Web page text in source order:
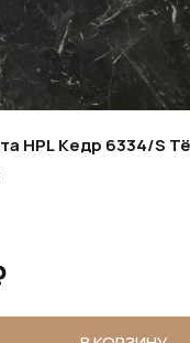
HPL Кедр 6334/S